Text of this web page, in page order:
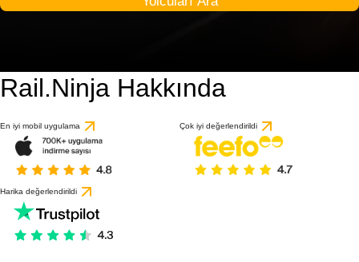
Rail.Ninja Hakkında
En iyi mobil uygulama Çok iyi değerlendirildi
Harika değerlendirildi